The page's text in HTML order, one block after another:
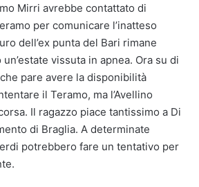
Mirri avrebbe contattato di
per comunicare l’inatteso
dell’ex punta del Bari rimane
vissuta in apnea. Ora su di
pare avere la disponibilità
il Teramo, ma l’Avellino
Il ragazzo piace tantissimo a Di
di Braglia. A determinate
potrebbero fare un tentativo per